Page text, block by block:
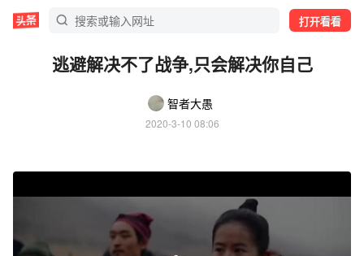
打开看看
逃避解决不了战争,只会解决你自己
智者大愚
2020-3-10 08:06